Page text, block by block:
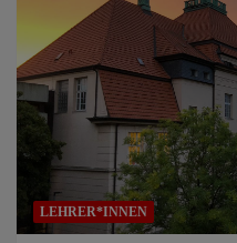
LEHRER*INNEN